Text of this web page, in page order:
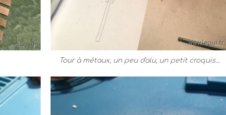
Tour à métaux, un peu d'alu, un petit croquis...